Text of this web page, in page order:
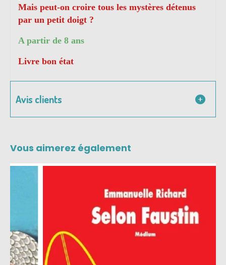
Mais peut-on croire tous les mystères détenus
par un petit doigt ?
A partir de 8 ans
Livre bon état
Avis clients
Vous aimerez également